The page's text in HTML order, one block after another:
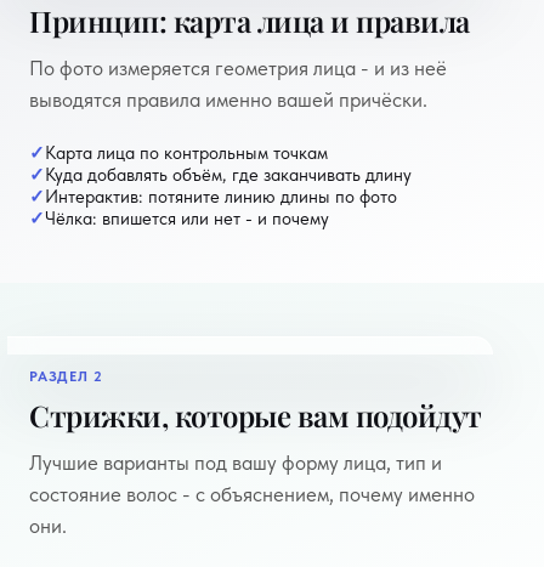
Принцип: карта лица и правила
По фото измеряется геометрия лица - и из неё
выводятся правила именно вашей причёски.
Карта лица по контрольным точкам
Куда добавлять объём, где заканчивать длину
Интерактив: потяните линию длины по фото
Чёлка: впишется или нет - и почему
РАЗДЕЛ 2
Стрижки, которые вам подойдут
Лучшие варианты под вашу форму лица, тип и
состояние волос - с объяснением, почему именно
они.